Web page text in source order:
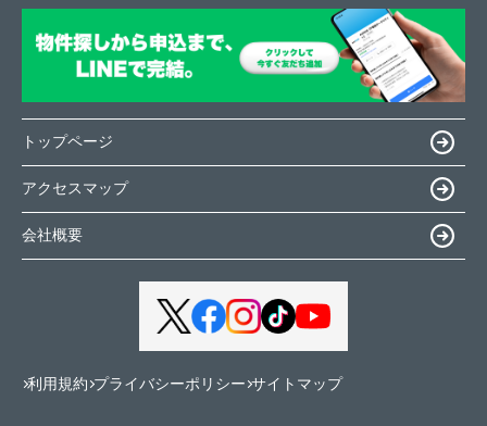
トップページ
アクセスマップ
会社概要
利用規約 プライバシーポリシー サイトマップ